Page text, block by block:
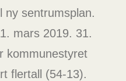
ny sentrumsplan.
mars 2019. 31.
kommunestyret
flertall (54-13).